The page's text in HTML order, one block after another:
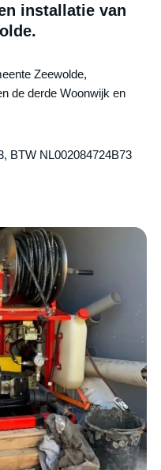
installatie van
Zeewolde,
de derde Woonwijk en
BTW NL002084724B73